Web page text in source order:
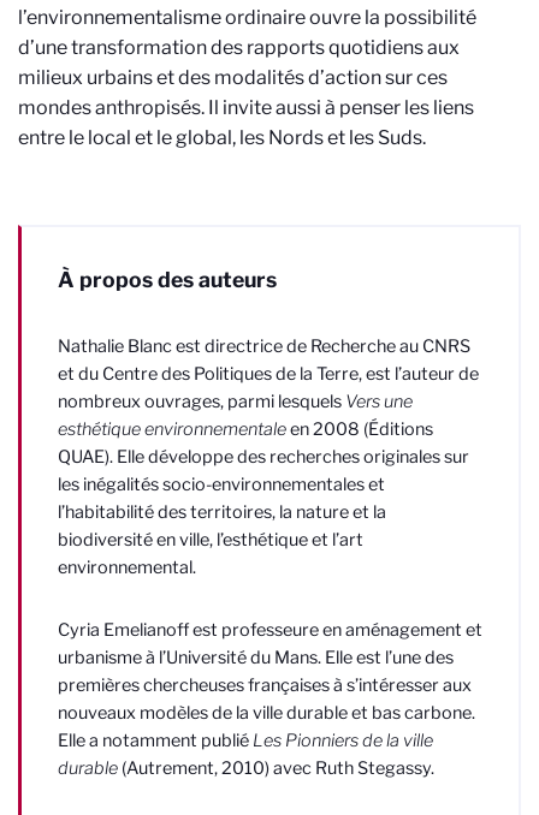
l’environnementalisme ordinaire ouvre la possibilité
d’une transformation des rapports quotidiens aux
milieux urbains et des modalités d’action sur ces
mondes anthropisés. Il invite aussi à penser les liens
entre le local et le global, les Nords et les Suds.
À propos des auteurs
Nathalie Blanc est directrice de Recherche au CNRS
et du Centre des Politiques de la Terre, est l’auteur de
nombreux ouvrages, parmi lesquels Vers une
esthétique environnementaleen 2008 (Éditions
QUAE). Elle développe des recherches originales sur
les inégalités socio-environnementales et
l’habitabilité des territoires, la nature et la
biodiversité en ville, l’esthétique et l’art
environnemental.
Cyria Emelianoff est professeure en aménagement et
urbanisme à l’Université du Mans. Elle est l’une des
premières chercheuses françaises à s’intéresser aux
nouveaux modèles de la ville durable et bas carbone.
Elle a notamment publié Les Pionniers de la ville
durable (Autrement, 2010) avec Ruth Stegassy.